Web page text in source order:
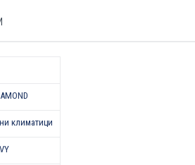
климатици